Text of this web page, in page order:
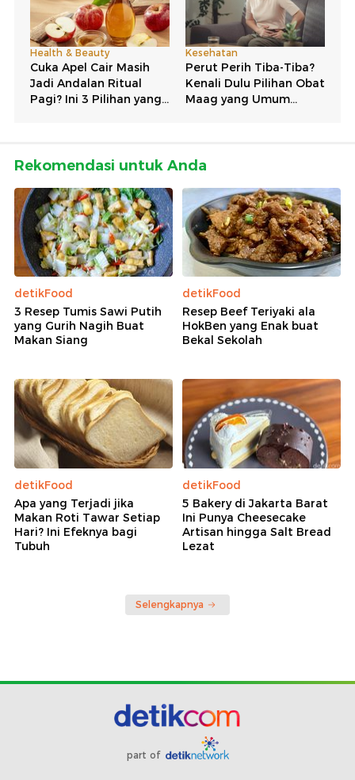
Rekomendasi untuk Anda
detikFood
3 Resep Tumis Sawi Putih
yang Gurih Nagih Buat
Makan Siang
detikFood
Resep Beef Teriyaki ala
HokBen yang Enak buat
Bekal Sekolah
detikFood
Apa yang Terjadi jika
Makan Roti Tawar Setiap
Hari? Ini Efeknya bagi
Tubuh
detikFood
5 Bakery di Jakarta Barat
Ini Punya Cheesecake
Artisan hingga Salt Bread
Lezat
Selengkapnya
part of